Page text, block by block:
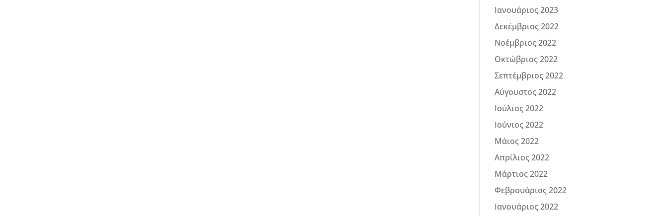
Ιανουάριος 2023
Δεκέμβριος 2022
Νοέμβριος 2022
Οκτώβριος 2022
Σεπτέμβριος 2022
Αύγουστος 2022
Ιούλιος 2022
Ιούνιος 2022
Μάιος 2022
Απρίλιος 2022
Μάρτιος 2022
Φεβρουάριος 2022
Ιανουάριος 2022